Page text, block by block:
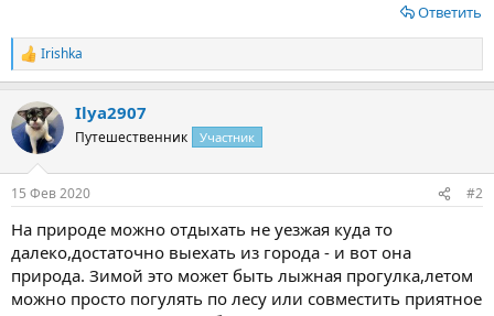
Ответить
Р
е
к
ц
и
Irishka
Ilya2907
Путешественник Участник
15 Фев 2020 #2
На природе можно отдыхать не уезжая куда то
далеко,достаточно выехать из города - и вот она
природа. Зимой это может быть лыжная прогулка,летом
можно просто погулять по лесу или совместить приятное